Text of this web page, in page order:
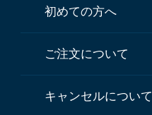
初めての方へ
ご注文について
キャンセルについて